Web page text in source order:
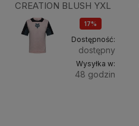
CREATION BLUSH YXL
17%
OKAZJA
Dostępność:
dostępny
Wysyłka w:
48 godzin